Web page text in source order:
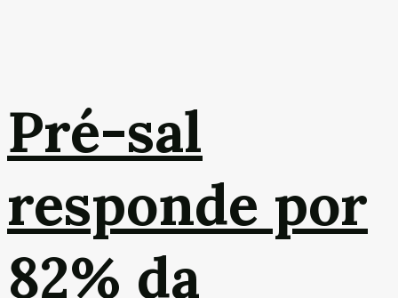
Pré-sal
responde por
82% da